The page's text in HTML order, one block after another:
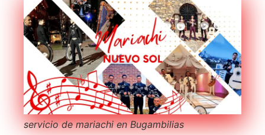
servicio de mariachi en Bugambilias